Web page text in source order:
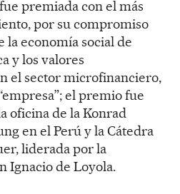
premiada con el más
por su compromiso
la economía social de
y los valores
el sector microfinanciero,
el premio fue
oficina de la Konrad
en el Perú y la Cátedra
liderada por la
Ignacio de Loyola.